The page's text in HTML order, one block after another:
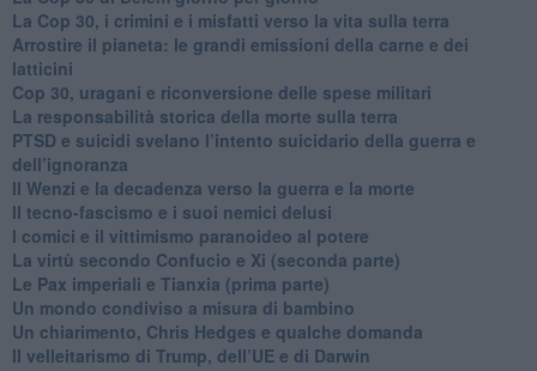
La Cop 30, i crimini e i misfatti verso la vita sulla terra
Arrostire il pianeta: le grandi emissioni della carne e dei
latticini
​Cop 30, uragani e riconversione delle spese militari
La responsabilità storica della morte sulla terra
PTSD e suicidi svelano l’intento suicidario della guerra e
dell’ignoranza
Il Wenzi e la decadenza verso la guerra e la morte
​Il tecno-fascismo e i suoi nemici delusi
​I comici e il vittimismo paranoideo al potere
​La virtù secondo Confucio e Xi (seconda parte)
Le Pax imperiali e Tianxia (prima parte)
Un mondo condiviso a misura di bambino
​Un chiarimento, Chris Hedges e qualche domanda
Il velleitarismo di Trump, dell’UE e di Darwin